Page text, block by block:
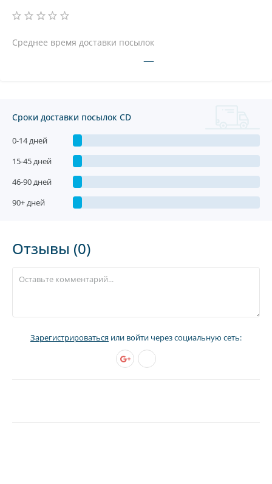
Среднее время доставки посылок
—
Сроки доставки посылок CD
0-14 дней
15-45 дней
46-90 дней
90+ дней
Отзывы (0)
Зарегистрироваться или войти через социальную сеть: